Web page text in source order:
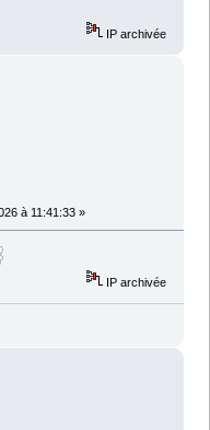
IP archivée
à 11:41:33 »
IP archivée